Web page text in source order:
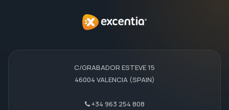
C/GRABADOR ESTEVE 15
46004 VALENCIA (SPAIN)
+34 963 254 808